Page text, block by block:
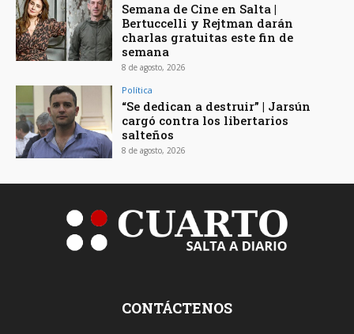
Semana de Cine en Salta |
Bertuccelli y Rejtman darán
charlas gratuitas este fin de
semana
8 de agosto, 2026
Política
“Se dedican a destruir” | Jarsún
cargó contra los libertarios
salteños
8 de agosto, 2026
CONTÁCTENOS